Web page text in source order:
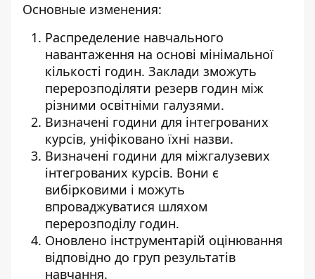
Основные изменения:
Распределение навчального
навантаження на основі мінімальної
кількості годин. Заклади зможуть
перерозподіляти резерв годин між
різними освітніми галузями.
Визначені години для інтегрованих
курсів, уніфіковано їхні назви.
Визначені години для міжгалузевих
інтегрованих курсів. Вони є
вибірковими і можуть
впроваджуватися шляхом
перерозподілу годин.
Оновлено інструментарій оцінювання
відповідно до груп результатів
навчання.